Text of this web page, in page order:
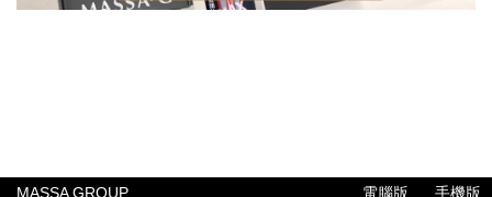
MASSA GROUP 電腦版 手機版